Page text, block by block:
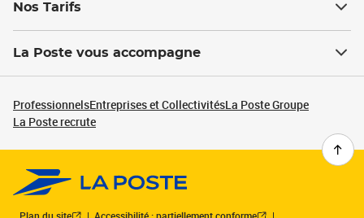
Nos Tarifs
La Poste vous accompagne
ProfessionnelsEntreprises et CollectivitésLa Poste Groupe
La Poste recrute